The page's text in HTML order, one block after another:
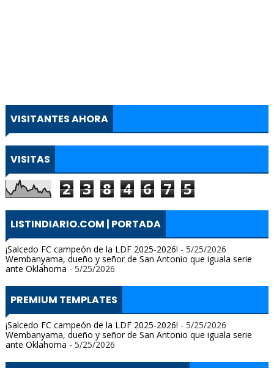
VISITANTES AHORA
VISITAS
2 3 8 4 6 7 5
LISTINDIARIO.COM | PORTADA
¡Salcedo FC campeón de la LDF 2025-2026! - 5/25/2026
Wembanyama, dueño y señor de San Antonio que iguala serie
ante Oklahoma - 5/25/2026
PREMIUM TEMPLATES
¡Salcedo FC campeón de la LDF 2025-2026! - 5/25/2026
Wembanyama, dueño y señor de San Antonio que iguala serie
ante Oklahoma - 5/25/2026